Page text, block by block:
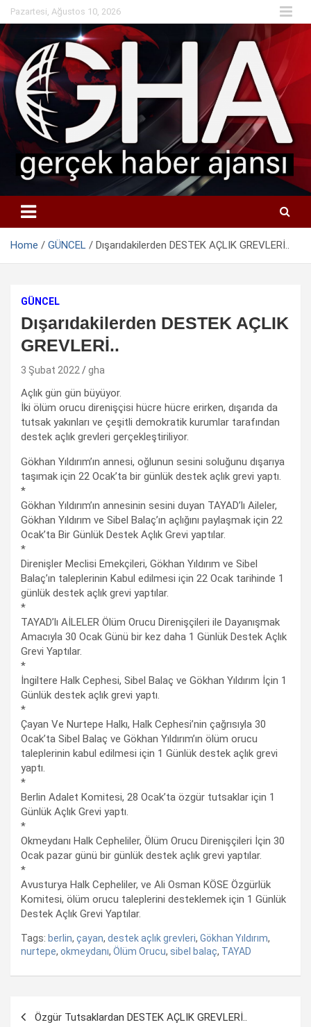
Skip
to
content
Pazartesi, Ağustos 10, 2026
Home GÜNCEL Dışarıdakilerden DESTEK AÇLIK GREVLERİ..
GÜNCEL
Dışarıdakilerden DESTEK AÇLIK
GREVLERİ..
3 Şubat 2022 gha
Açlık gün gün büyüyor.
İki ölüm orucu direnişçisi hücre hücre erirken, dışarıda da
tutsak yakınları ve çeşitli demokratik kurumlar tarafından
destek açlık grevleri gerçekleştiriliyor.
Gökhan Yıldırım’ın annesi, oğlunun sesini soluğunu dışarıya
taşımak için 22 Ocak’ta bir günlük destek açlık grevi yaptı.
*
Gökhan Yıldırım’ın annesinin sesini duyan TAYAD’lı Aileler,
Gökhan Yıldırım ve Sibel Balaç’ın açlığını paylaşmak için 22
Ocak’ta Bir Günlük Destek Açlık Grevi yaptılar.
*
Direnişler Meclisi Emekçileri, Gökhan Yıldırım ve Sibel
Balaç’ın taleplerinin Kabul edilmesi için 22 Ocak tarihinde 1
günlük destek açlık grevi yaptılar.
*
TAYAD’lı AİLELER Ölüm Orucu Direnişçileri ile Dayanışmak
Amacıyla 30 Ocak Günü bir kez daha 1 Günlük Destek Açlık
Grevi Yaptılar.
*
İngiltere Halk Cephesi, Sibel Balaç ve Gökhan Yıldırım İçin 1
Günlük destek açlık grevi yaptı.
*
Çayan Ve Nurtepe Halkı, Halk Cephesi’nin çağrısıyla 30
Ocak’ta Sibel Balaç ve Gökhan Yıldırım’ın ölüm orucu
taleplerinin kabul edilmesi için 1 Günlük destek açlık grevi
yaptı.
*
Berlin Adalet Komitesi, 28 Ocak’ta özgür tutsaklar için 1
Günlük Açlık Grevi yaptı.
*
Okmeydanı Halk Cepheliler, Ölüm Orucu Direnişçileri İçin 30
Ocak pazar günü bir günlük destek açlık grevi yaptılar.
*
Avusturya Halk Cepheliler, ve Ali Osman KÖSE Özgürlük
Komitesi, ölüm orucu taleplerini desteklemek için 1 Günlük
Destek Açlık Grevi Yaptılar.
Tags: berlin, çayan, destek açlık grevleri, Gökhan Yıldırım,
nurtepe, okmeydanı, Ölüm Orucu, sibel balaç, TAYAD
Yazı
Özgür Tutsaklardan DESTEK AÇLIK GREVLERİ..